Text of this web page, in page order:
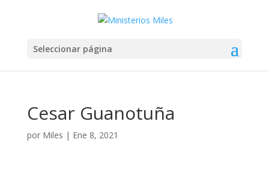
Seleccionar página
Cesar Guanotuña
por Miles | Ene 8, 2021